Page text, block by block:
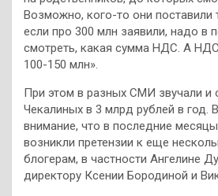
Возможно, кого-то они поставили
если про 300 млн заявили, надо в
смотреть, какая сумма НДС. А
100-150 млн».
При этом в разных СМИ звучали и
Чекалиных в 3 млрд рублей в год.
внимание, что в последние
возникли претензии к еще
блогерам, в частности Ангелине
директору Ксении Бородиной и